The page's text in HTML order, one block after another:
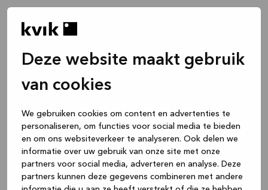
Deze website maakt gebruik
van cookies
We gebruiken cookies om content en advertenties te
personaliseren, om functies voor social media te bieden
en om ons websiteverkeer te analyseren. Ook delen we
informatie over uw gebruik van onze site met onze
partners voor social media, adverteren en analyse. Deze
partners kunnen deze gegevens combineren met andere